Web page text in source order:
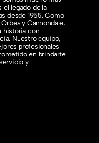
el legado de la
desde 1955. Como
y Cannondale,
historia con
Nuestro equipo,
profesionales
en brindarte
y